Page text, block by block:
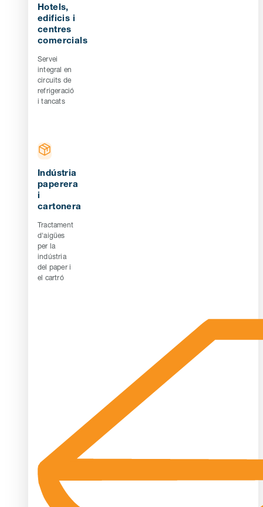
Hotels,
edificis i
centres
comercials
Servei
integral en
circuits de
refrigeració
i tancats
Indústria
paperera
i
cartonera
Tractament
d'aigües
per la
indústria
del paper i
el cartró